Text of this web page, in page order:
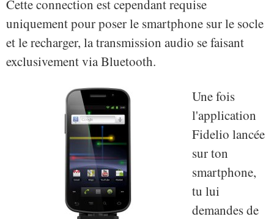
Cette connection est cependant requise
uniquement pour poser le smartphone sur le socle
et le recharger, la transmission audio se faisant
exclusivement via Bluetooth.
Une fois
l'application
Fidelio lancée
sur ton
smartphone,
tu lui
demandes de